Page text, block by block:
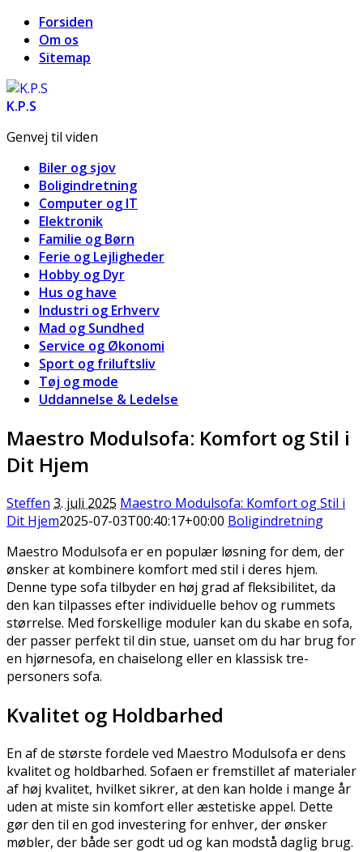
Forsiden
Om os
Sitemap
K.P.S
Genvej til viden
Biler og sjov
Boligindretning
Computer og IT
Elektronik
Familie og Børn
Ferie og Lejligheder
Hobby og Dyr
Hus og have
Industri og Erhverv
Mad og Sundhed
Service og Økonomi
Sport og friluftsliv
Tøj og mode
Uddannelse & Ledelse
Maestro Modulsofa: Komfort og Stil i
Dit Hjem
Steffen 3. juli 2025 Maestro Modulsofa: Komfort og Stil i
Dit Hjem2025-07-03T00:40:17+00:00 Boligindretning
Maestro Modulsofa er en populær løsning for dem, der
ønsker at kombinere komfort med stil i deres hjem.
Denne type sofa tilbyder en høj grad af fleksibilitet, da
den kan tilpasses efter individuelle behov og rummets
størrelse. Med forskellige moduler kan du skabe en sofa,
der passer perfekt til din stue, uanset om du har brug for
en hjørnesofa, en chaiselong eller en klassisk tre-
personers sofa.
Kvalitet og Holdbarhed
En af de største fordele ved Maestro Modulsofa er dens
kvalitet og holdbarhed. Sofaen er fremstillet af materialer
af høj kvalitet, hvilket sikrer, at den kan holde i mange år
uden at miste sin komfort eller æstetiske appel. Dette
gør den til en god investering for enhver, der ønsker
møbler, der både ser godt ud og kan modstå daglig brug.